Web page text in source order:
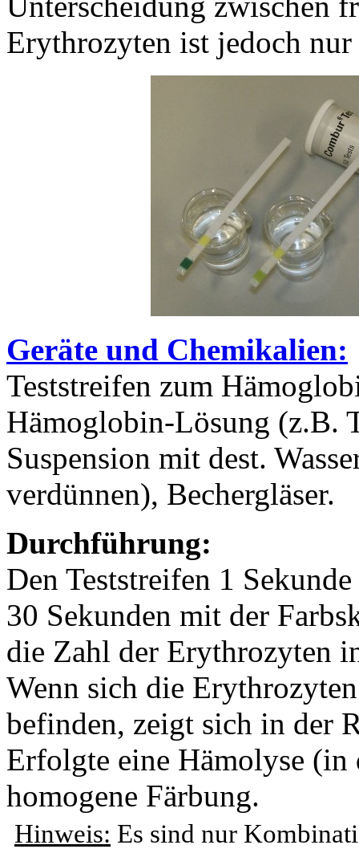
Erythrozyten ist jedoch
Geräte und Chemikalien:
Teststreifen zum
Hämoglobin-Lösung (z.B.
Suspension mit dest.
verdünnen), Bechergläser.
Durchführung:
Den Teststreifen 1
30 Sekunden mit der
die Zahl der Erythrozyten
Wenn sich die
befinden, zeigt sich in der
Erfolgte eine Hämolyse (in
homogene Färbung.
Hinweis: Es sind nur